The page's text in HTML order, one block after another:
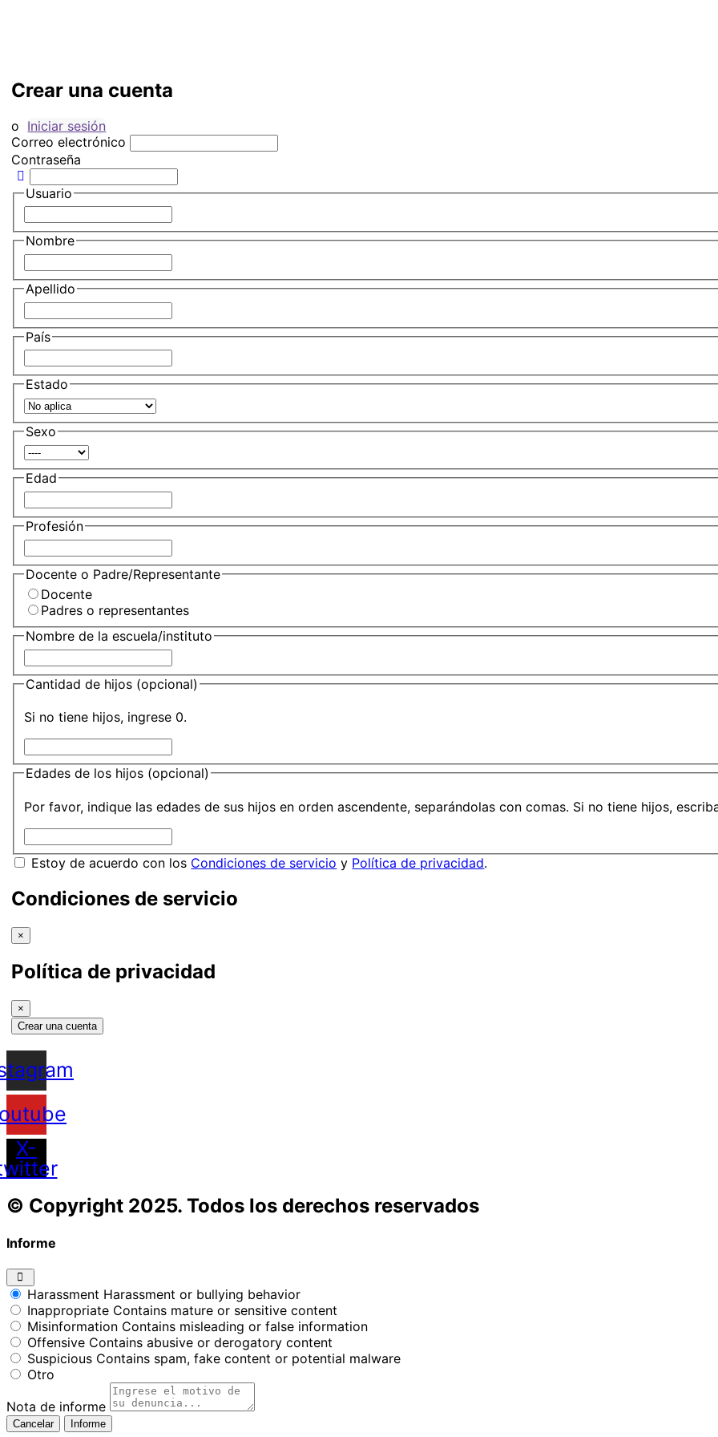
Crear una cuenta
o Iniciar sesión
Correo electrónico
Contraseña
Usuario
Nombre
Apellido
País
Estado
Sexo
Edad
Profesión
Docente o Padre/Representante
Docente
Padres o representantes
Nombre de la escuela/instituto
Cantidad de hijos (opcional)
Si no tiene hijos, ingrese 0.
Edades de los hijos (opcional)
Por favor, indique las edades de sus hijos en orden ascendente, separándolas con comas. Si no tiene hijos,
Estoy de acuerdo con los Condiciones de servicio y Política de privacidad.
Condiciones de servicio
×
Política de privacidad
×
X-
© Copyright 2025. Todos los derechos reservados
Informe
Harassment Harassment or bullying behavior
Inappropriate Contains mature or sensitive content
Misinformation Contains misleading or false information
Offensive Contains abusive or derogatory content
Suspicious Contains spam, fake content or potential malware
Otro
Nota de informe
Informe